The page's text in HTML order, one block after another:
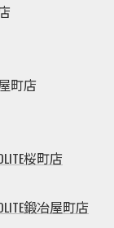
町店
桜町店
鍛冶屋町店